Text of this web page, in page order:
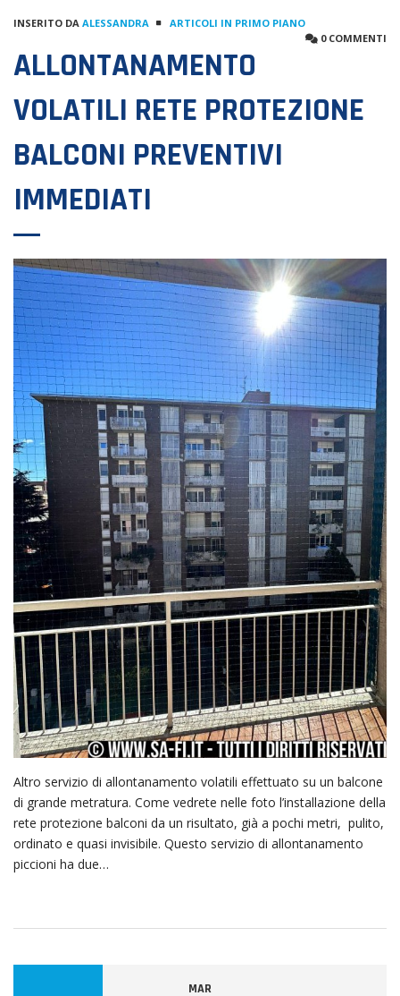
INSERITO DA ALESSANDRA
ARTICOLI IN PRIMO PIANO
0 COMMENTI
ALLONTANAMENTO
VOLATILI RETE PROTEZIONE
BALCONI PREVENTIVI
IMMEDIATI
Altro servizio di allontanamento volatili effettuato su un balcone
di grande metratura. Come vedrete nelle foto l’installazione della
rete protezione balconi da un risultato, già a pochi metri, pulito,
ordinato e quasi invisibile. Questo servizio di allontanamento
piccioni ha due…
MAR